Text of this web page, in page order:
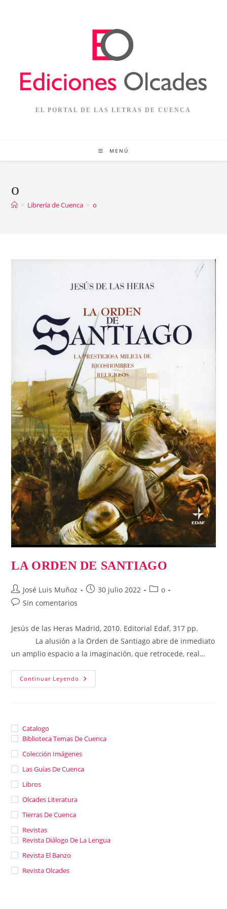
EL PORTAL DE LAS LETRAS DE CUENCA
MENÚ
o
> Librería de Cuenca > o
LA ORDEN DE SANTIAGO
Autor
de
José Luis Muñoz
Publicación
30 julio 2022
Categoría
o
Comentarios
entrada:
Sin comentarios
Jesús de las Heras Madrid, 2010. Editorial Edaf, 317 pp.
La alusión a la Orden de Santiago abre de inmediato
un amplio espacio a la imaginación, que retrocede, real…
Continuar Leyendo LA
ORDEN
Catalogo
Biblioteca Temas De Cuenca
Colección Imágenes
Las Guías De Cuenca
Libros
Olcades Literatura
Tierras De Cuenca
Revistas
Revista Diálogo De La Lengua
Revista El Banzo
Revista Olcades